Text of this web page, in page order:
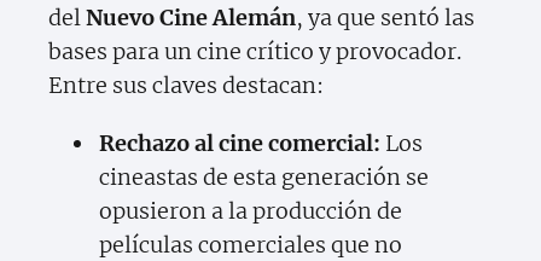
delNuevo Cine Alemán, ya que sentó las
bases para un cine crítico y provocador.
Entre sus claves destacan:
Rechazo al cine comercial: Los
cineastas de esta generación se
opusieron a la producción de
películas comerciales que no